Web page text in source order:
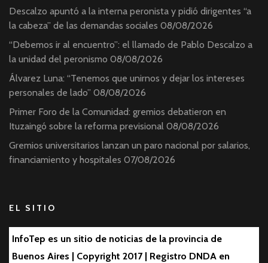
Descalzo apuntó a la interna peronista y pidió dirigentes “a
la cabeza” de las demandas sociales 08/08/2026
“Debemos ir al encuentro”: el llamado de Pablo Descalzo a
la unidad del peronismo 08/08/2026
Álvarez Luna: “Tenemos que unirnos y dejar los intereses
personales de lado” 08/08/2026
Primer Foro de la Comunidad: gremios debatieron en
Ituzaingó sobre la reforma previsional 08/08/2026
Gremios universitarios lanzan un paro nacional por salarios,
financiamiento y hospitales 07/08/2026
EL SITIO
InfoTep es un sitio de noticias de la provincia de
Buenos Aires | Copyright 2017 | Registro DNDA en